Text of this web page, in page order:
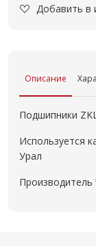
Добавить в
Описание
Подшипники
Используется
Урал
Производитель